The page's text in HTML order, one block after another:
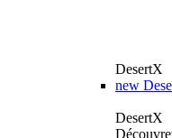
DesertX
new
DesertX